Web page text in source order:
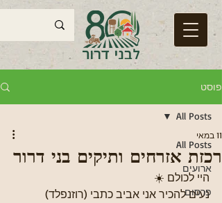
פוסט
All Posts
ארועים
פרסום
All Posts
רכזת אזרחים ותיקים בני דרור
11 במאי
היי לכולם ☀️
נעים להכיר אני אביב כתבי (רוזנפלד)